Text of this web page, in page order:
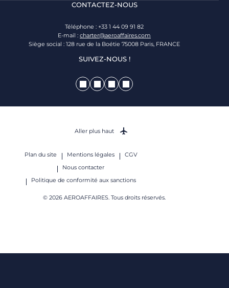
CONTACTEZ-NOUS
Téléphone : +33 1 44 09 91 82
E-mail : charter@aeroaffaires.com
Siège social : 128 rue de la Boétie 75008 Paris, FRANCE
SUIVEZ-NOUS !
Plan du site Mentions légales
CGV
Nous contacter
Politique de conformité aux sanctions
© 2026 AEROAFFAIRES. Tous droits réservés.
Aller plus haut